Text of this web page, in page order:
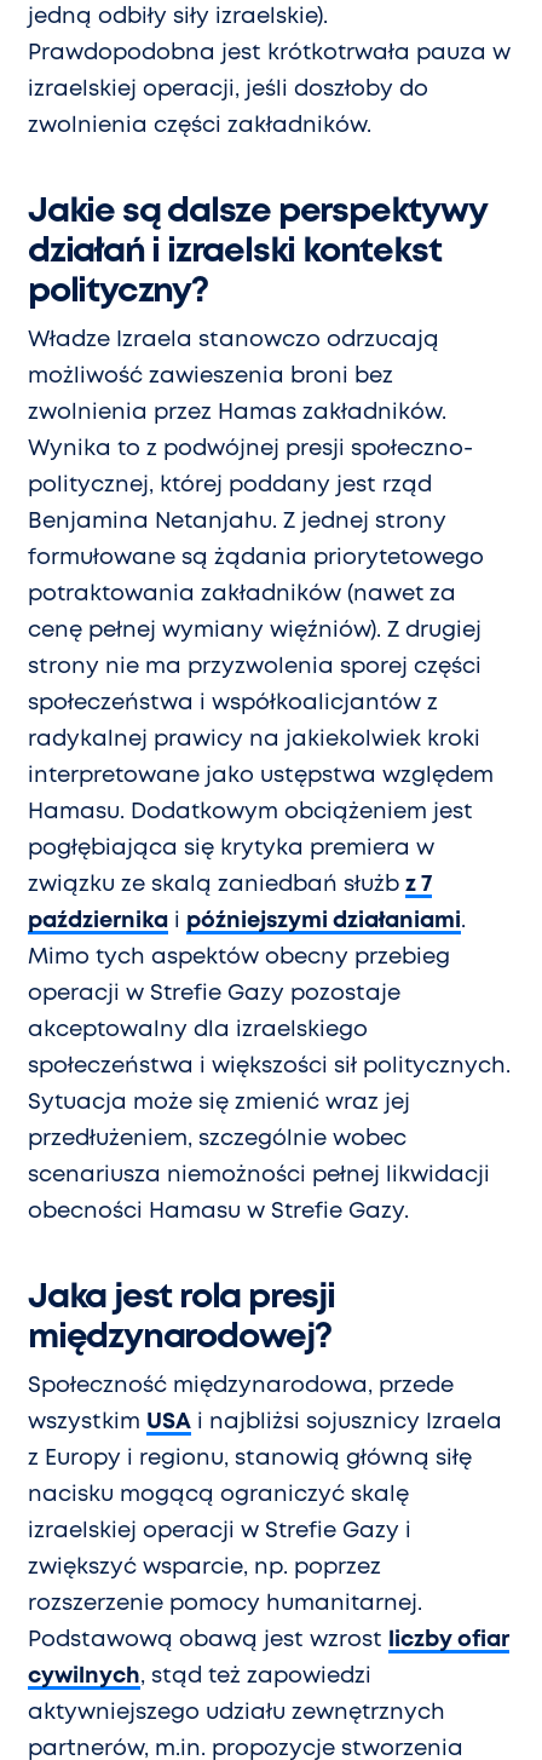
jedną odbiły siły izraelskie).
Prawdopodobna jest krótkotrwała pauza w
izraelskiej operacji, jeśli doszłoby do
zwolnienia części zakładników.
Jakie są dalsze perspektywy
działań i izraelski kontekst
polityczny?
Władze Izraela stanowczo odrzucają
możliwość zawieszenia broni bez
zwolnienia przez Hamas zakładników.
Wynika to z podwójnej presji społeczno-
politycznej, której poddany jest rząd
Benjamina Netanjahu. Z jednej strony
formułowane są żądania priorytetowego
potraktowania zakładników (nawet za
cenę pełnej wymiany więźniów). Z drugiej
strony nie ma przyzwolenia sporej części
społeczeństwa i współkoalicjantów z
radykalnej prawicy na jakiekolwiek kroki
interpretowane jako ustępstwa względem
Hamasu. Dodatkowym obciążeniem jest
pogłębiająca się krytyka premiera w
związku ze skalą zaniedbań służb z 7
października i późniejszymi działaniami.
Mimo tych aspektów obecny przebieg
operacji w Strefie Gazy pozostaje
akceptowalny dla izraelskiego
społeczeństwa i większości sił politycznych.
Sytuacja może się zmienić wraz jej
przedłużeniem, szczególnie wobec
scenariusza niemożności pełnej likwidacji
obecności Hamasu w Strefie Gazy.
Jaka jest rola presji
międzynarodowej?
Społeczność międzynarodowa, przede
wszystkim USA i najbliżsi sojusznicy Izraela
z Europy i regionu, stanowią główną siłę
nacisku mogącą ograniczyć skalę
izraelskiej operacji w Strefie Gazy i
zwiększyć wsparcie, np. poprzez
rozszerzenie pomocy humanitarnej.
Podstawową obawą jest wzrost
liczby ofiar
cywilnych, stąd też zapowiedzi
aktywniejszego udziału zewnętrznych
partnerów, m.in. propozycje stworzenia